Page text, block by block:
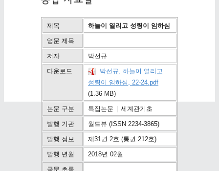
제목 하늘이 열리고 성령이 임하심
영문 제목
저자 박선규
다운로드
박선규, 하늘이 열리고
성령이 임하심, 22-24.pdf
(1.36 MB)
논문 구분 특집논문 세계관기초
발행 기관 월드뷰 (ISSN 2234-3865)
발행 정보 제31권 2호 (통권 212호)
발행 년월 2018년 02월
국문 초록